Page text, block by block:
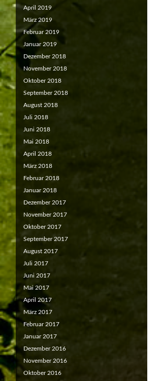
April 2019
März 2019
Februar 2019
Januar 2019
Dezember 2018
November 2018
Oktober 2018
September 2018
August 2018
Juli 2018
Juni 2018
Mai 2018
April 2018
März 2018
Februar 2018
Januar 2018
Dezember 2017
November 2017
Oktober 2017
September 2017
August 2017
Juli 2017
Juni 2017
Mai 2017
April 2017
März 2017
Februar 2017
Januar 2017
Dezember 2016
November 2016
Oktober 2016